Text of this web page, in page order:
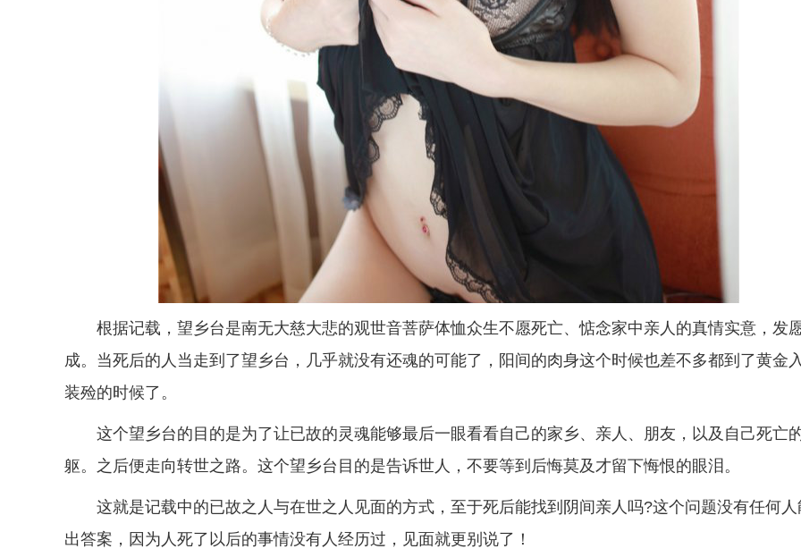
根据记载，望乡台是南无大慈大悲的观世音菩萨体恤众生不愿死亡、惦念家中亲人的真情实意，发
成。当死后的人当走到了望乡台，几乎就没有还魂的可能了，阳间的肉身这个时候也差不多都到了黄金
装殓的时候了。
这个望乡台的目的是为了让已故的灵魂能够最后一眼看看自己的家乡、亲人、朋友，以及自己死亡
躯。之后便走向转世之路。这个望乡台目的是告诉世人，不要等到后悔莫及才留下悔恨的眼泪。
这就是记载中的已故之人与在世之人见面的方式，至于死后能找到阴间亲人吗?这个问题没有任何人
出答案，因为人死了以后的事情没有人经历过，见面就更别说了！